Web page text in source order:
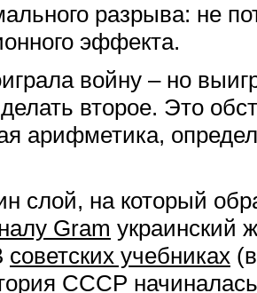
разрыва: не
эффекта.
войну – но
второе. Это
арифметика,
слой, на который
Gram украинский
советских учебниках
СССР начиналась